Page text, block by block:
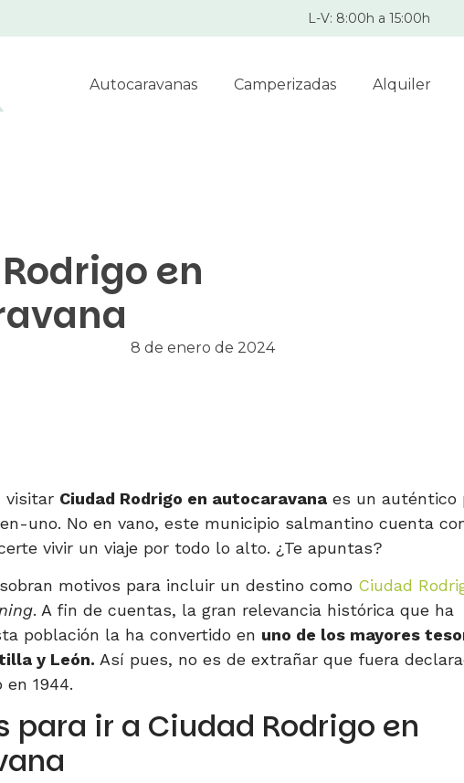
L-V: 8:00h a 15:00h
Autocaravanas Camperizadas Alquiler
en
8 de enero de 2024
visitar Ciudad Rodrigo en autocaravana es un auténtico
uno. No en vano, este municipio salmantino cuenta
vivir un viaje por todo lo alto. ¿Te apuntas?
motivos para incluir un destino como Ciudad
. A fin de cuentas, la gran relevancia histórica que ha
población la ha convertido en uno de los mayores
y León. Así pues, no es de extrañar que fuera
1944.
para ir a Ciudad Rodrigo en